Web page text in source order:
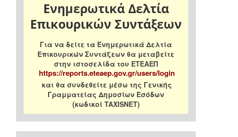
Ενημερωτικά Δελτία
Επικουρικών Συντάξεων
Για να δείτε τα Ενημερωτικά Δελτία
Επικουρικών Συντάξεων θα μεταβείτε
στην ιστοσελίδα του ΕΤΕΑΕΠ
https://reports.eteaep.gov.gr/users/login
και θα συνδεθείτε μέσω της Γενικής
Γραμματείας Δημοσίων Εσόδων
(κωδικοί TAXISNET)